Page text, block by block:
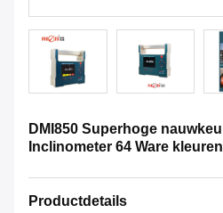
DMI850 Superhoge
Inclinometer 64 Ware kleuren
Productdetails